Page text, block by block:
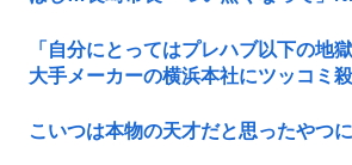
「自分にとってはプレハブ以下の地
大手メーカーの横浜本社にツッコミ
こいつは本物の天才だと思ったやつ